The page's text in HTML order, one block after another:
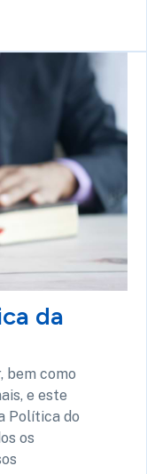
da
bem como
e este
Política do
os